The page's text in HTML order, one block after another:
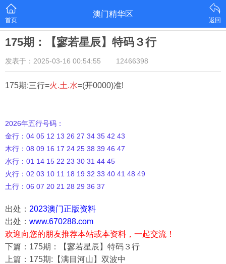
首页
澳门精华区
返回
175期：【寥若星辰】特码３行
发表于：2025-03-16 00:54:55 12466398
175期:三行=火.土.水=(开0000)准!
2026年五行号码：
金行：04 05 12 13 26 27 34 35 42 43
木行：08 09 16 17 24 25 38 39 46 47
水行：01 14 15 22 23 30 31 44 45
火行：02 03 10 11 18 19 32 33 40 41 48 49
土行：06 07 20 21 28 29 36 37
出处： 2023澳门正版资料
出处： www.670288.com
欢迎向您的朋友推荐本站或本资料，一起交流！
下篇：175期：【寥若星辰】特码３行
上篇：175期:【满目河山】双波中